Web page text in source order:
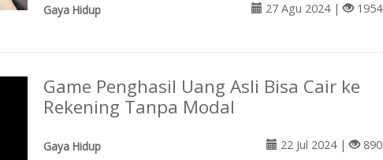
Gaya Hidup 27 Agu 2024 | 1954
Game Penghasil Uang Asli Bisa Cair ke
Rekening Tanpa Modal
Gaya Hidup 22 Jul 2024 | 890